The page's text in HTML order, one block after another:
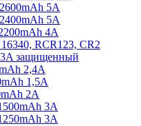
5А
5А
4А
RCR123, CR2
3A защищенный
2,4А
1,5А
2А
3А
3А